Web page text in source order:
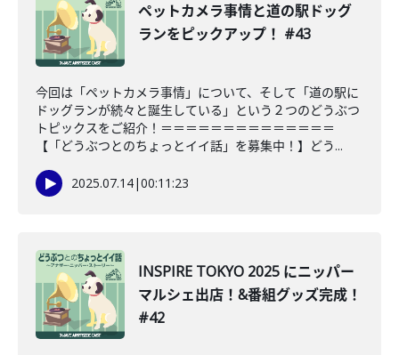
ペットカメラ事情と道の駅ドッグ
ランをピックアップ！ #43
今回は「ペットカメラ事情」について、そして「道の駅に
ドッグランが続々と誕生している」という２つのどうぶつ
トピックスをご紹介！＝＝＝＝＝＝＝＝＝＝＝＝＝＝
【「どうぶつとのちょっとイイ話」を募集中！】どう...
2025.07.14|00:11:23
INSPIRE TOKYO 2025 にニッパー
マルシェ出店！&番組グッズ完成！
#42